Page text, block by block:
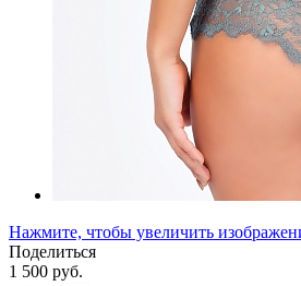
Нажмите, чтобы увеличить
Поделиться
1 500 руб.